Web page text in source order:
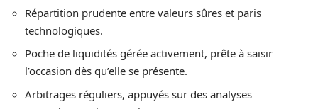
Répartition prudente entre valeurs sûres et paris
technologiques.
Poche de liquidités gérée activement, prête à saisir
l’occasion dès qu’elle se présente.
Arbitrages réguliers, appuyés sur des analyses